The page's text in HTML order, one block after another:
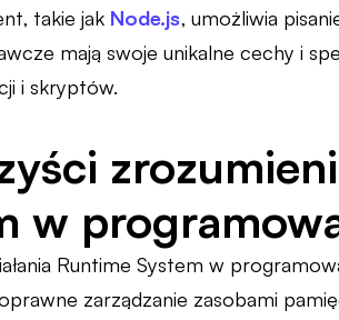
takie jak Node.js, umożliwia
mają swoje unikalne cechy i
i skryptów.
w
Runtime System w
zarządzanie zasobami